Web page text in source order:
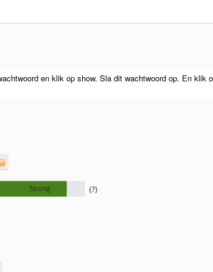
en klik op show. Sla dit wachtwoord op. En klik